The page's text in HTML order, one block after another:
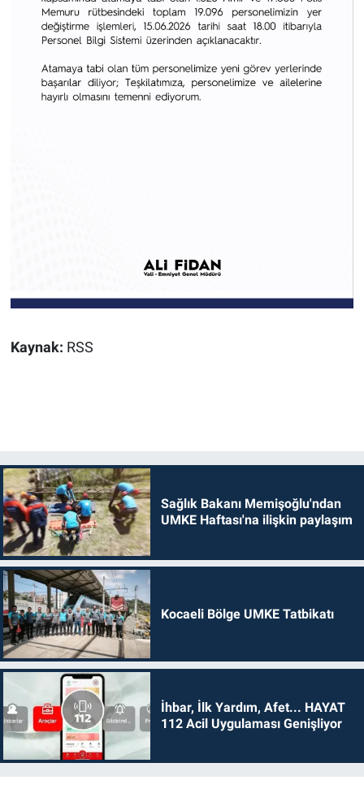
Kaynak: RSS
Sağlık Bakanı Memişoğlu'ndan
UMKE Haftası'na ilişkin paylaşım
Kocaeli Bölge UMKE Tatbikatı
İhbar, İlk Yardım, Afet... HAYAT
112 Acil Uygulaması Genişliyor